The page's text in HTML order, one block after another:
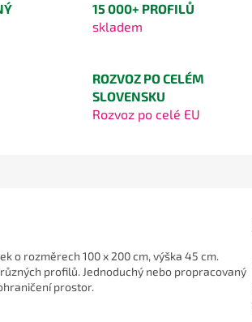
15 000+ PROFILŮ
skladem
ROZVOZ PO CELÉM
SLOVENSKU
Rozvoz po celé EU
o rozměrech 100 x 200 cm, výška 45 cm.
profilů. Jednoduchý nebo propracovaný
prostor.